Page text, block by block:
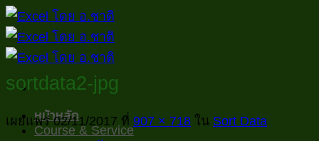
ข้าม
ไป
ยัง
เนื้อหา
หน้าหลัก
Course & Service
sortdata2-jpg
เผยแพร่02/11/2017 ที่ 907 × 718 ใน Sort Data